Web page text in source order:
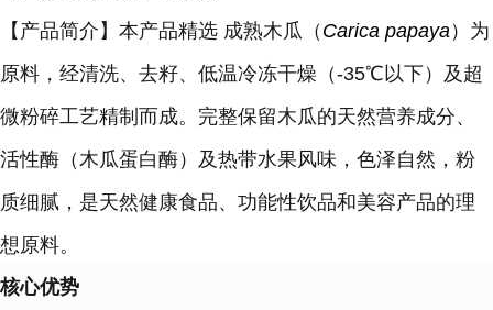
【 产品简介 】 本产品精选 成熟木瓜（ Carica papaya）为
原料，经清洗、去籽、低温冷冻干燥（-35℃以下）及超
微粉碎工艺精制而成。完整保留木瓜的天然营养成分、
活性酶（木瓜蛋白酶）及热带水果风味，色泽自然，粉
质细腻，是天然健康食品、功能性饮品和美容产品的理
想原料。
核心优势